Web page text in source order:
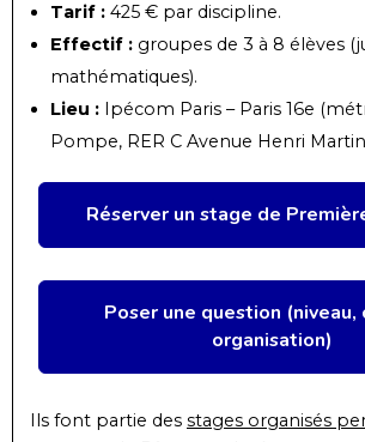
Tarif : 425 € par discipline.
Effectif : groupes de 3 à 8 élèves
mathématiques).
Lieu : Ipécom Paris – Paris 16e
Pompe, RER C Avenue Henri
Réserver un stage de
Poser une question (niveau,
organisation)
Ils font partie des stages organisés